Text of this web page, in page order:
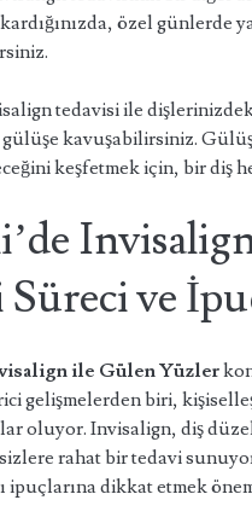
özel günlerde
tedavisi ile
kavuşabilirsiniz.
keşfetmek için, bir diş
ve
ile Gülen Yüzler
gelişmelerden biri,
oluyor. Invisalign, diş
rahat bir tedavi
ipuçlarına dikkat etmek